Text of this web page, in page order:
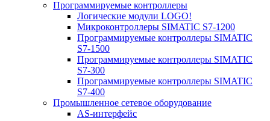
Программируемые контроллеры
Логические модули LOGO!
Микроконтроллеры SIMATIC S7-1200
Программируемые контроллеры SIMATIC
S7-1500
Программируемые контроллеры SIMATIC
S7-300
Программируемые контроллеры SIMATIC
S7-400
Промышленное сетевое оборудование
AS-интерфейс